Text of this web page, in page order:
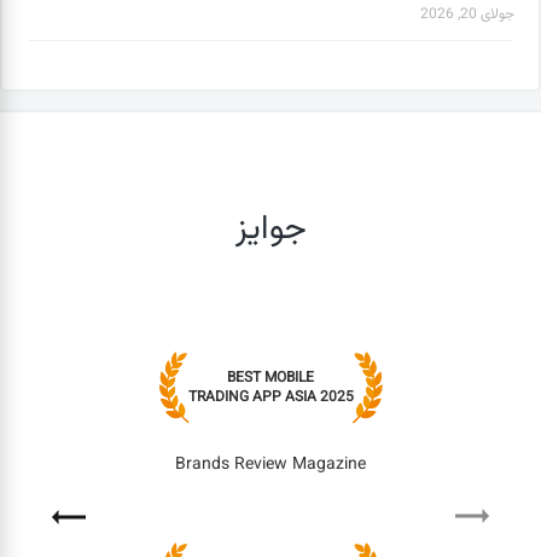
جولای 20, 2026
جوایز
Previous
BEST MOBILE
TRADING APP ASIA 2025
Brands Review Magazine